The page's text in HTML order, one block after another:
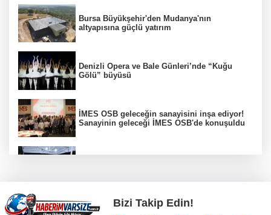
Bursa Büyükşehir'den Mudanya'nın
altyapısına güçlü yatırım
Denizli Opera ve Bale Günleri’nde “Kuğu
Gölü” büyüsü
İMES OSB geleceğin sanayisini inşa ediyor!
Sanayinin geleceği İMES OSB'de konuşuldu
İzmit Belediyesi'nde iki yeni başkan
Bizi Takip Edin!